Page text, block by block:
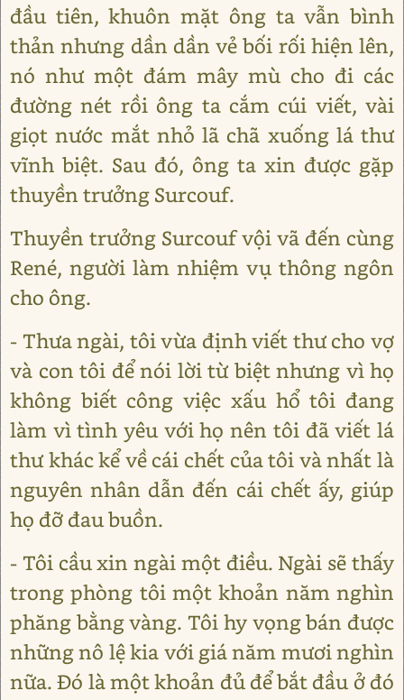
đầu tiên, khuôn mặt ông ta vẫn bình
thản nhưng dần dần vẻ bối rối hiện lên,
nó như một đám mây mù cho đi các
đường nét rồi ông ta cắm cúi viết, vài
giọt nước mắt nhỏ lã chã xuống lá thư
vĩnh biệt. Sau đó, ông ta xin được gặp
thuyền trưởng Surcouf.
Thuyền trưởng Surcouf vội vã đến cùng
René, người làm nhiệm vụ thông ngôn
cho ông.
- Thưa ngài, tôi vừa định viết thư cho vợ
và con tôi để nói lời từ biệt nhưng vì họ
không biết công việc xấu hổ tôi đang
làm vì tình yêu với họ nên tôi đã viết lá
thư khác kể về cái chết của tôi và nhất là
nguyên nhân dẫn đến cái chết ấy, giúp
họ đỡ đau buồn.
- Tôi cầu xin ngài một điều. Ngài sẽ thấy
trong phòng tôi một khoản năm nghìn
phăng bằng vàng. Tôi hy vọng bán được
những nô lệ kia với giá năm mươi nghìn
nữa. Đó là một khoản đủ để bắt đầu ở đó